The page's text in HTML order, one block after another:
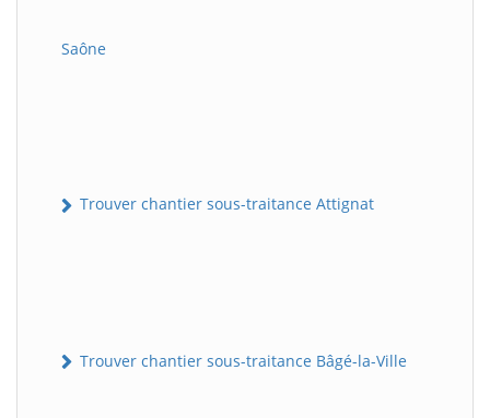
Saône
Trouver chantier sous-traitance Attignat
Trouver chantier sous-traitance Bâgé-la-Ville